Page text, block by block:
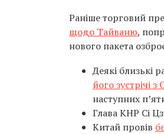
Раніше торговий
щодо Тайваню,
нового пакета
Деякі
його зустрічі
наступних
Глава КНР Сі
Китай провів